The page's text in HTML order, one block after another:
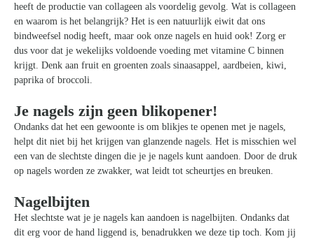
heeft de productie van collageen als voordelig gevolg. Wat is collageen
en waarom is het belangrijk? Het is een natuurlijk eiwit dat ons
bindweefsel nodig heeft, maar ook onze nagels en huid ook! Zorg er
dus voor dat je wekelijks voldoende voeding met vitamine C binnen
krijgt. Denk aan fruit en groenten zoals sinaasappel, aardbeien, kiwi,
paprika of broccoli.
Je nagels zijn geen blikopener!
Ondanks dat het een gewoonte is om blikjes te openen met je nagels,
helpt dit niet bij het krijgen van glanzende nagels. Het is misschien wel
een van de slechtste dingen die je je nagels kunt aandoen. Door de druk
op nagels worden ze zwakker, wat leidt tot scheurtjes en breuken.
Nagelbijten
Het slechtste wat je je nagels kan aandoen is nagelbijten. Ondanks dat
dit erg voor de hand liggend is, benadrukken we deze tip toch. Kom jij